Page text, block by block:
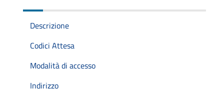
Descrizione
Codici Attesa
Modalità di accesso
Indirizzo